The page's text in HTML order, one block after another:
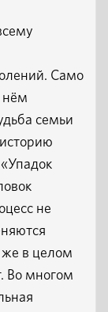
Само
нём
семьи
не
же в целом
Во многом